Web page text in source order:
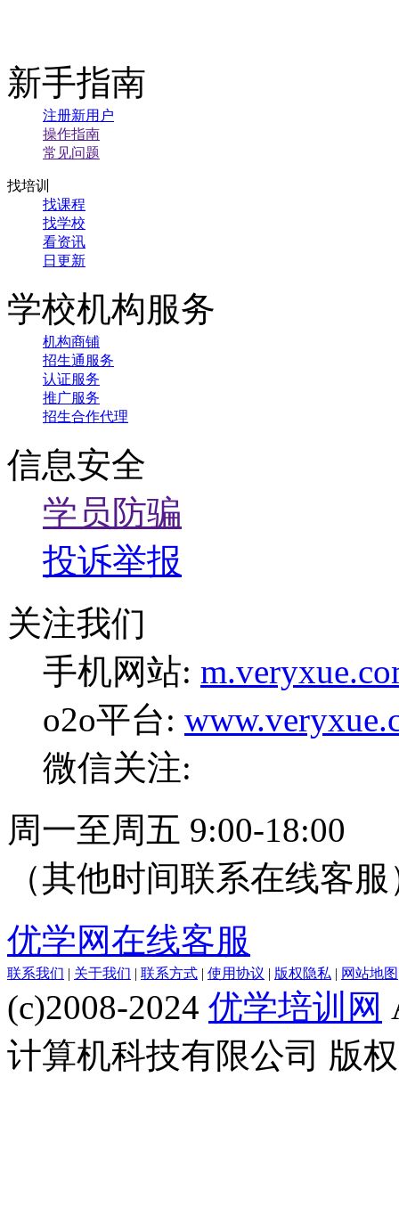
新手指南
注册新用户
操作指南
常见问题
找培训
找课程
找学校
看资讯
日更新
学校机构服务
机构商铺
招生通服务
认证服务
推广服务
招生合作代理
信息安全
学员防骗
投诉举报
关注我们
手机网站:
o2o平台:
微信关注:
周一至周五 9:00-18:00
（其他时间联系在线客服
优学网在线客服
联系我们 | 关于我们 | 联系方式 | 使用协议 | 版权隐私 | 网站地图
(c)2008-2024 优学培训网
计算机科技有限公司 版